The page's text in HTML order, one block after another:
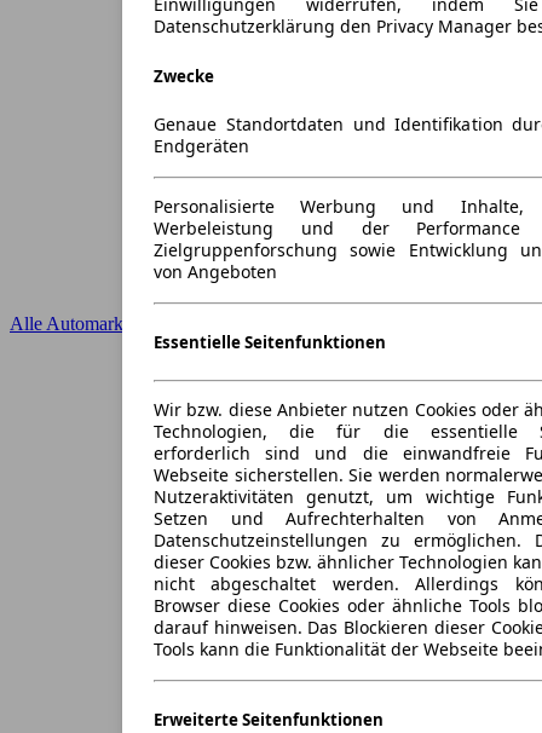
Alle Automarken
Einwilligungen widerrufen, indem
Datenschutzerklärung den Privacy Manager
Zwecke
Genaue Standortdaten und Identifikation
Endgeräten
Personalisierte Werbung und Inhalte,
Werbeleistung und der
Zielgruppenforschung sowie Entwicklung
von Angeboten
Essentielle Seitenfunktionen
Wir bzw. diese Anbieter nutzen Cookies oder
Technologien, die für die essentielle
erforderlich sind und die einwandfreie
Webseite sicherstellen. Sie werden
Nutzeraktivitäten genutzt, um wichtige
Setzen und Aufrechterhalten von
Datenschutzeinstellungen zu ermöglichen.
dieser Cookies bzw. ähnlicher Technologien
nicht abgeschaltet werden. Allerdings
Browser diese Cookies oder ähnliche Tools
darauf hinweisen. Das Blockieren dieser
Tools kann die Funktionalität der Webseite
Erweiterte Seitenfunktionen